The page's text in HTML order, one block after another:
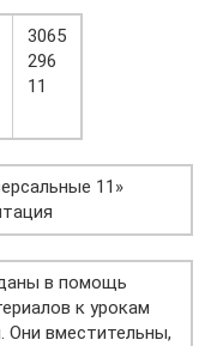
3065
296
11
11»
в помощь
к урокам
Они вместительны,